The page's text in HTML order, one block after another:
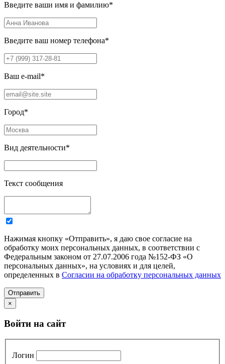
Введите ваши имя и фамилию*
Введите ваш номер телефона*
Ваш e-mail*
Город*
Вид деятельности*
Текст сообщения
Нажимая кнопку «Отправить», я даю свое согласие на
обработку моих персональных данных, в соответствии с
Федеральным законом от 27.07.2006 года №152-ФЗ «О
персональных данных», на условиях и для целей,
определенных в Согласии на обработку персональных данных
Отправить
×
Войти на сайт
Логин